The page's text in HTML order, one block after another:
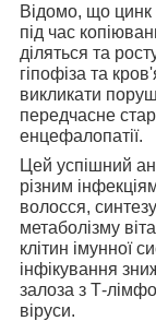
Відомо, що цинк
під час
діляться та
гіпофіза та
викликати
передчасне
енцефалопатії.
Цей успішний
різним
волосся, синтезу
метаболізму
клітин імунної
інфікування
залоза з Т-
віруси.